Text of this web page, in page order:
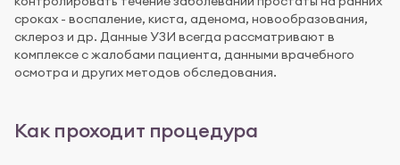
сроках - воспаление, киста, аденома, новообразования,
склероз и др. Данные УЗИ всегда рассматривают в
комплексе с жалобами пациента, данными врачебного
осмотра и других методов обследования.
Как проходит процедура